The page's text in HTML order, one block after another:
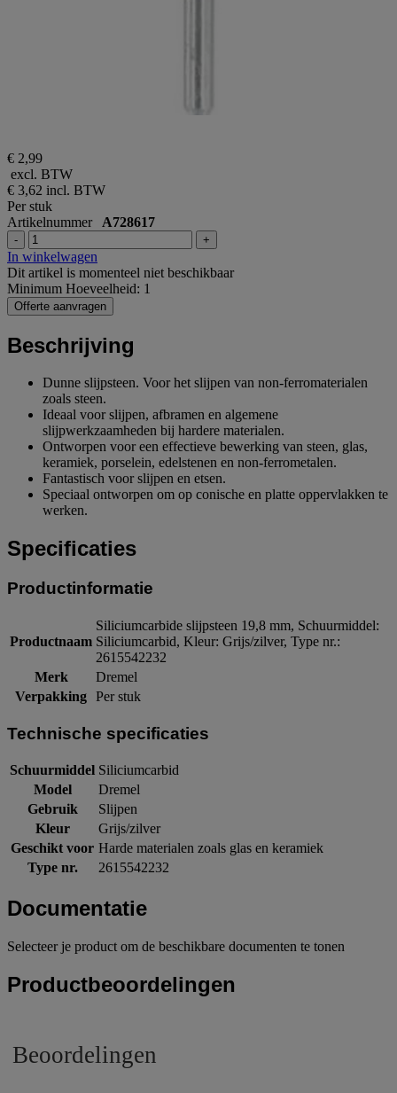
€ 2,99
excl. BTW
€ 3,62 incl. BTW
Per stuk
Artikelnummer A728617
- +
In winkelwagen
Dit artikel is momenteel niet beschikbaar
Minimum Hoeveelheid: 1
Offerte aanvragen
Beschrijving
Dunne slijpsteen. Voor het slijpen van non-ferromaterialen
zoals steen.
Ideaal voor slijpen, afbramen en algemene
slijpwerkzaamheden bij hardere materialen.
Ontworpen voor een effectieve bewerking van steen, glas,
keramiek, porselein, edelstenen en non-ferrometalen.
Fantastisch voor slijpen en etsen.
Speciaal ontworpen om op conische en platte oppervlakken te
werken.
Specificaties
Productinformatie
Productnaam
Siliciumcarbide slijpsteen 19,8 mm, Schuurmiddel:
Siliciumcarbid, Kleur: Grijs/zilver, Type nr.:
2615542232
Merk
Dremel
Verpakking Per stuk
Technische specificaties
Schuurmiddel Siliciumcarbid
Model
Dremel
Gebruik
Slijpen
Kleur
Grijs/zilver
Geschikt voor Harde materialen zoals glas en keramiek
Type nr.
2615542232
Documentatie
Selecteer je product om de beschikbare documenten te tonen
Productbeoordelingen